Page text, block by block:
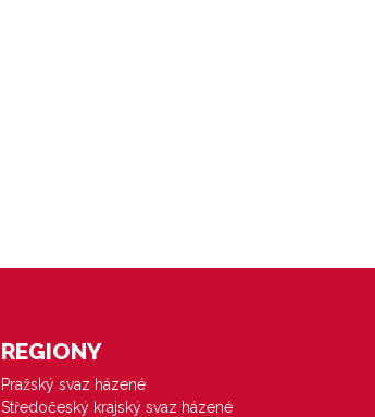
REGIONY
Pražský svaz házené
Středočeský krajský svaz házené